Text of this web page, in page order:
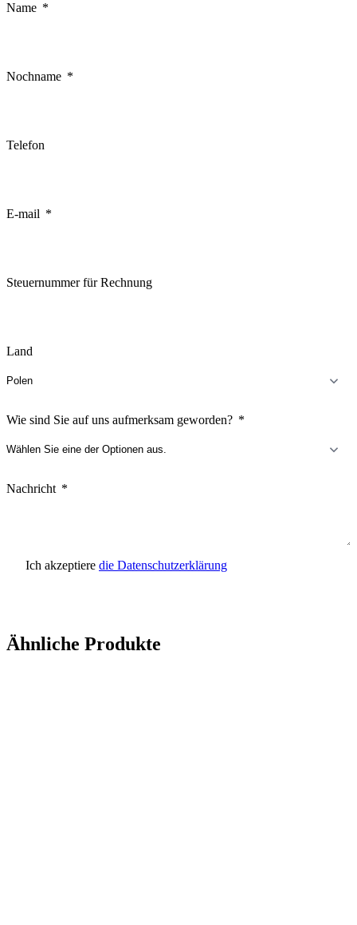
Name
Nochname
Telefon
E-mail
Steuernummer für Rechnung
Land
Wie sind Sie auf uns aufmerksam geworden?
Nachricht
Ich akzeptiere die Datenschutzerklärung
Ähnliche Produkte